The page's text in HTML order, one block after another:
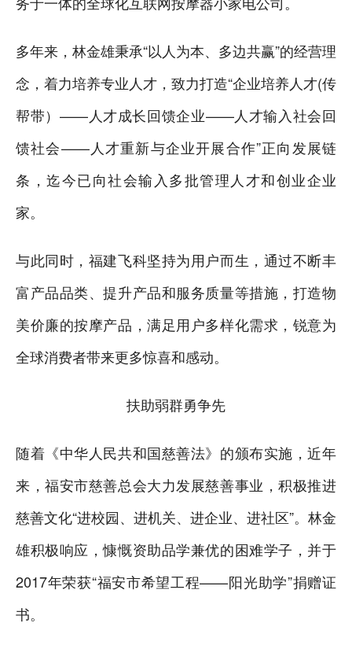
多年来，林金雄秉承“以人为本、多边共赢”的经营理
念，着力培养专业人才，致力打造“企业培养人才(传
帮带）——人才成长回馈企业——人才输入社会回
馈社会——人才重新与企业开展合作”正向发展链
条，迄今已向社会输入多批管理人才和创业企业
家。
与此同时，福建飞科坚持为用户而生，通过不断丰
富产品品类、提升产品和服务质量等措施，打造物
美价廉的按摩产品，满足用户多样化需求，锐意为
全球消费者带来更多惊喜和感动。
扶助弱群勇争先
随着《中华人民共和国慈善法》的颁布实施，近年
来，福安市慈善总会大力发展慈善事业，积极推进
慈善文化“进校园、进机关、进企业、进社区”。林金
雄积极响应，慷慨资助品学兼优的困难学子，并于
2017年荣获“福安市希望工程——阳光助学”捐赠证
书。